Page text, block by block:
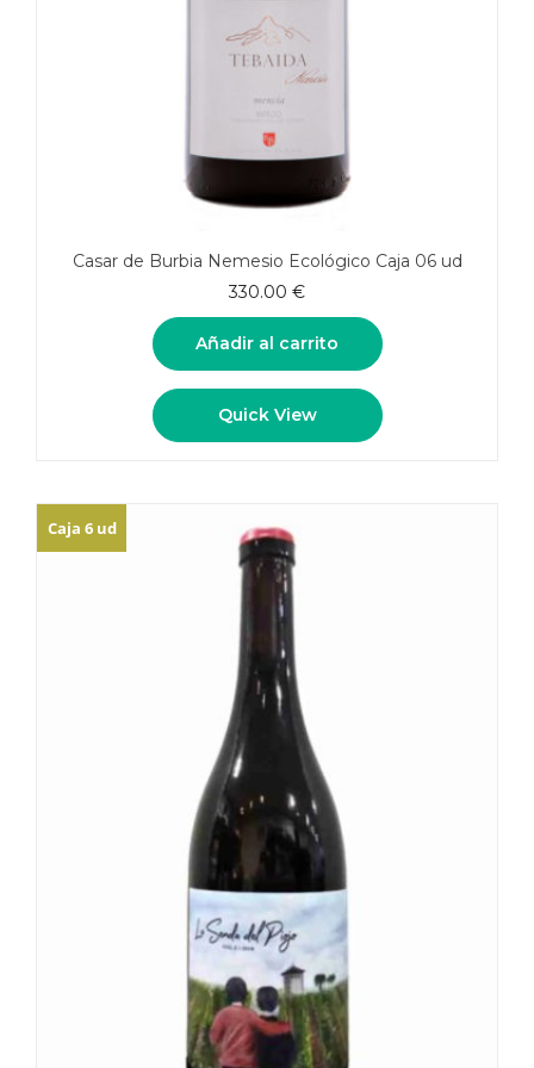
Casar de Burbia Nemesio Ecológico Caja 06 ud
330.00 €
Añadir al carrito
Quick View
Caja 6 ud